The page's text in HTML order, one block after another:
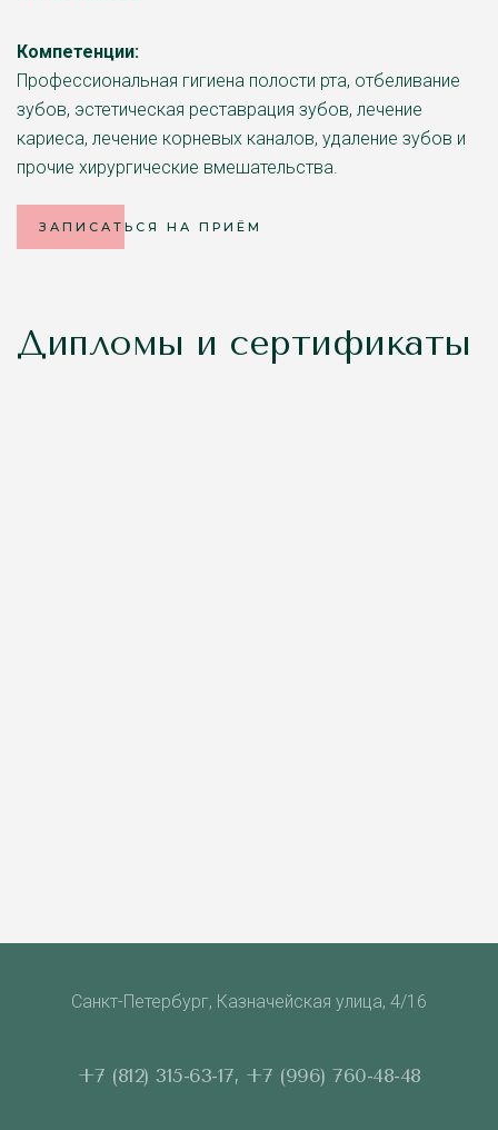
Компетенции:
Профессиональная гигиена полости рта, отбеливание
зубов, эстетическая реставрация зубов, лечение
кариеса, лечение корневых каналов, удаление зубов и
прочие хирургические вмешательства.
ЗАПИСАТЬСЯ НА ПРИЁМ
Дипломы и сертификаты
Санкт-Петербург, Казначейская улица, 4/16
+7 (812) 315-63-17, +7 (996) 760-48-48